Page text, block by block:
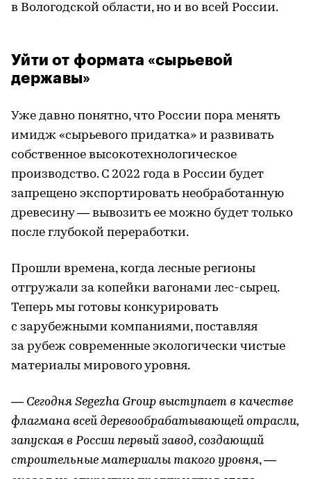
в Вологодской области, но и во всей России.
Уйти от формата «сырьевой
державы»
Уже давно понятно, что России пора менять
имидж «сырьевого придатка» и развивать
собственное высокотехнологическое
производство. С 2022 года в России будет
запрещено экспортировать необработанную
древесину — вывозить ее можно будет только
после глубокой переработки.
Прошли времена, когда лесные регионы
отгружали за копейки вагонами лес-сырец.
Теперь мы готовы конкурировать
с зарубежными компаниями, поставляя
за рубеж современные экологически чистые
материалы мирового уровня.
— Сегодня Segezha Group выступает в качестве
флагмана всей деревообрабатывающей отрасли,
запуская в России первый завод, создающий
строительные материалы такого уровня, —